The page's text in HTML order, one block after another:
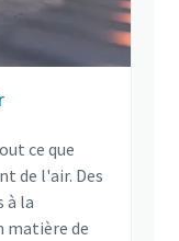
ce que
de l'air. Des
à la
matière de